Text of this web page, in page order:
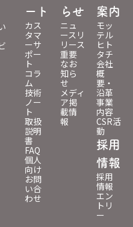
ート
カス
タマ
ーサ
ポー
ト
コラ
ム
技術
ノー
ト
取扱
説明
書
FAQ
個人
向け
お問
い合
わせ
らせ
ニュ
ースリ
リース
重要
なお
知ら
せ
メディ
ア掲
載情
報
案内
モッ
テル
ヒト
タチ
会社
概
要・
沿革
事業
内容
CSR活
動
採用
情報
採用
情報
エン
トリ
ー